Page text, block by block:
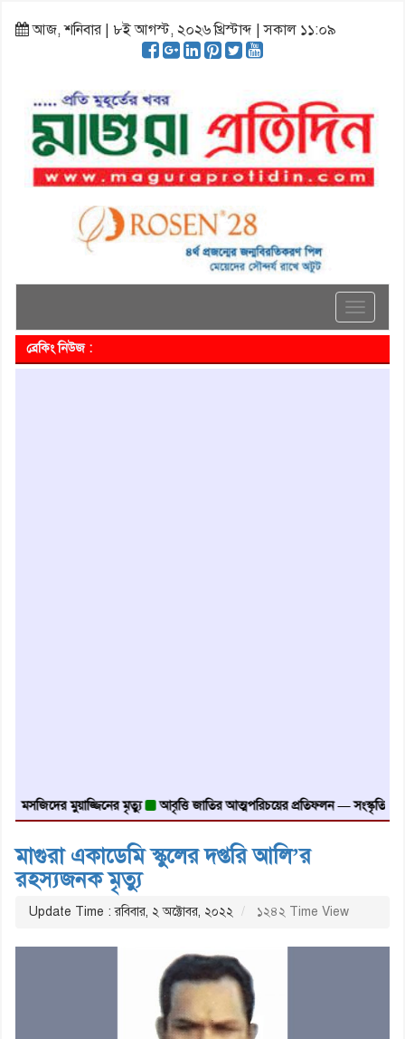
আজ, শনিবার | ৮ই আগস্ট, ২০২৬ খ্রিস্টাব্দ | সকাল ১১:০৯
Toggle
ব্রেকিং নিউজ :
মুয়াজ্জিনের মৃত্যু আবৃত্তি জাতির আত্মপরিচয়ের প্রতিফলন — সংস্কৃতি মন্ত্রী
মাগুরা একাডেমি স্কুলের দপ্তরি আলি’র
রহস্যজনক মৃত্যু
Update Time : রবিবার, ২ অক্টোবর, ২০২২ ১২৪২ Time View